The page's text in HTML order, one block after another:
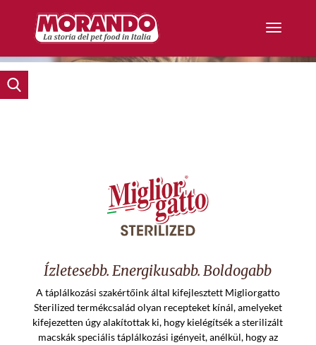
Ízletesebb. Energikusabb. Boldogabb
A táplálkozási szakértőink által kifejlesztett Migliorgatto
Sterilized termékcsalád olyan recepteket kínál, amelyeket
kifejezetten úgy alakítottak ki, hogy kielégítsék a sterilizált
macskák speciális táplálkozási igényeit, anélkül, hogy az